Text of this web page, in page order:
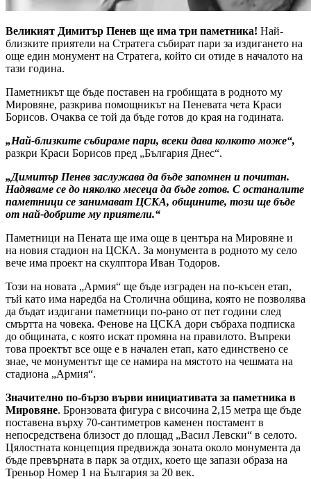
Великият Димитър Пенев ще има три паметника! Най-
близките приятели на Стратега събират пари за издигането на
още един монумент на Стратега, който си отиде в началото на
тази година.
Паметникът ще бъде поставен на гробищата в родното му
Мировяне, разкрива помощникът на Пеневата чета Краси
Борисов. Очаква се той да бъде готов до края на годината.
„Най-близките събираме пари, всеки дава колкото може“,
разкри Краси Борисов пред „България Днес“.
„Димитър Пенев заслужава да бъде запомнен и почитан.
Надяваме се до няколко месеца да бъде готов. С останалите
паметници се занимават ЦСКА, общините, този ще бъде
от най-добрите му приятели.“
Паметници на Пената ще има още в центъра на Мировяне и
на новия стадион на ЦСКА. За монумента в родното му село
вече има проект на скулптора Иван Тодоров.
Този на новата „Армия“ ще бъде изграден на по-късен етап,
тъй като има наредба на Столична община, която не позволява
да бъдат издигани паметници по-рано от пет години след
смъртта на човека. Фенове на ЦСКА дори събраха подписка
до общината, с която искат промяна на правилото. Въпреки
това проектът все още е в начален етап, като единствено се
знае, че монументът ще се намира на мястото на чешмата на
стадиона „Армия“.
Значително по-бързо върви инициативата за паметника в
Мировяне. Бронзовата фигура с височина 2,15 метра ще бъде
поставена върху 70-сантиметров каменен постамент в
непосредствена близост до площад „Васил Левски“ в селото.
Цялостната концепция предвижда зоната около монумента да
бъде превърната в парк за отдих, което ще запази образа на
Треньор Номер 1 на България за 20 век.